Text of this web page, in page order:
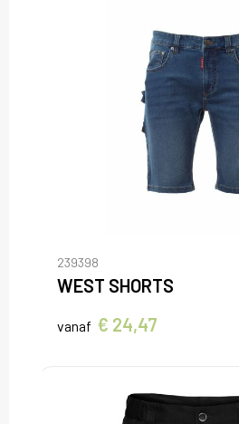
239398
WEST SHORTS
vanaf € 24,47